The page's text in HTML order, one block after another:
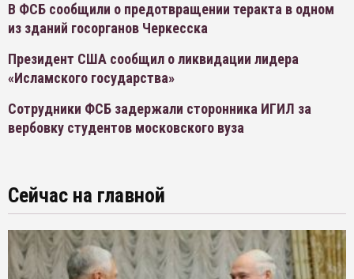
В ФСБ сообщили о предотвращении теракта в одном
из зданий госорганов Черкесска
Президент США сообщил о ликвидации лидера
«Исламского государства»
Сотрудники ФСБ задержали сторонника ИГИЛ за
вербовку студентов московского вуза
Сейчас на главной